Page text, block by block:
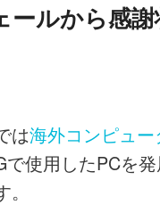
ールから感
は海外コンピュ
で使用したPCを